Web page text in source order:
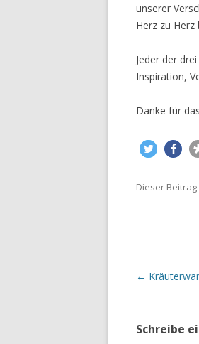
unserer
Herz zu
Jeder der
Inspiration,
Danke für
Dieser
Beitrags-
←
Schreibe